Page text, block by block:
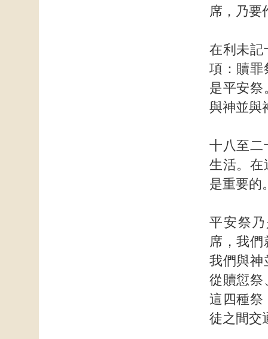
席，乃要
在利未記
項：贖罪
是平安祭
與神並與
十八至二
生活。在
是重要的
平安祭
席，我
我們與神
從贖愆祭
這四種祭
徒之間交